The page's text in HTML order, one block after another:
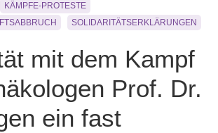
KÄMPFE-PROTESTE
SOLIDARITÄTSERKLÄRUNGEN
mit dem Kampf
Prof. Dr.
ein fast